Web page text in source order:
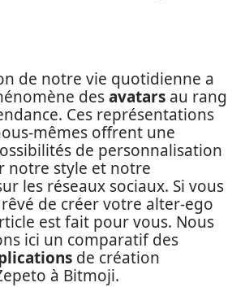
de notre vie quotidienne a
desavatars au rang
Ces représentations
mêmes offrent une
de personnalisation
notre style et notre
les réseaux sociaux. Si vous
de créer votre alter-ego
est fait pour vous. Nous
ici un comparatif des
de création
à Bitmoji.